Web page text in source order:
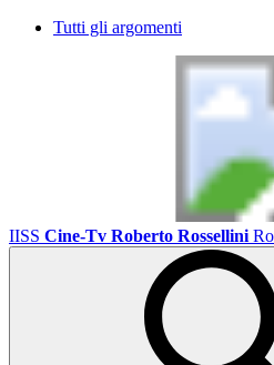
Tutti gli argomenti
IISS Cine-Tv Roberto Rossellini